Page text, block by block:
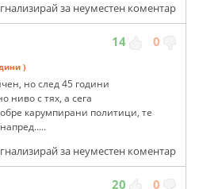
за неуместен коментар
14 0
)
но след 45 години
ниво с тях, а сега
карумпирани политици, те
за неуместен коментар
20 0